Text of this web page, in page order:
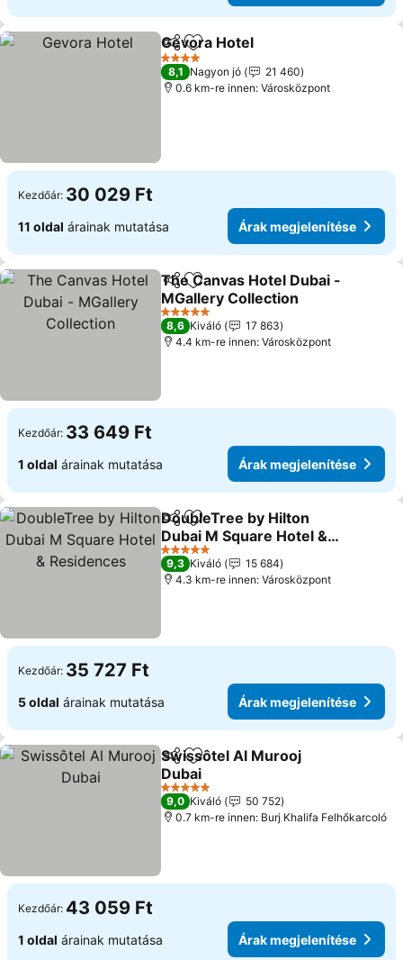
Megosztás
Hozzáadás a kedvencekhez
Gevora Hotel
4 Kategória
8,1 Nagyon jó
21 460
0.6 km-re innen: Városközpont
Kezdőár: 30 029 Ft
11 oldal árainak mutatása Árak megjelenítése
Megosztás
Hozzáadás a kedvencekhez
The Canvas Hotel Dubai -
MGallery Collection
Árak megjelenítése
5 Kategória
8,6 Kiváló
17 863
4.4 km-re innen: Városközpont
Kezdőár: 33 649 Ft
1 oldal árainak mutatása Árak megjelenítése
Megosztás
Hozzáadás a kedvencekhez
DoubleTree by Hilton
Dubai M Square Hotel &
Residences
Árak megjelenítése
5 Kategória
9,3 Kiváló
15 684
4.3 km-re innen: Városközpont
Kezdőár: 35 727 Ft
5 oldal árainak mutatása Árak megjelenítése
Megosztás
Hozzáadás a kedvencekhez
Swissôtel Al Murooj
Dubai
Árak megjelenítése
5 Kategória
9,0 Kiváló
50 752
0.7 km-re innen: Burj Khalifa Felhőkarcoló
Kezdőár: 43 059 Ft
1 oldal árainak mutatása Árak megjelenítése